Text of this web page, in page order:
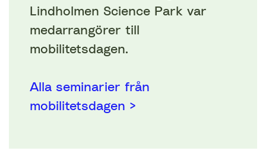
Lindholmen Science Park var
medarrangörer till
mobilitetsdagen.
Alla seminarier från
mobilitetsdagen >